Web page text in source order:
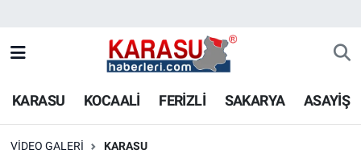
KARASU KOCAALİ FERİZLİ SAKARYA ASAYİŞ
VIDEO GALERI KARASU